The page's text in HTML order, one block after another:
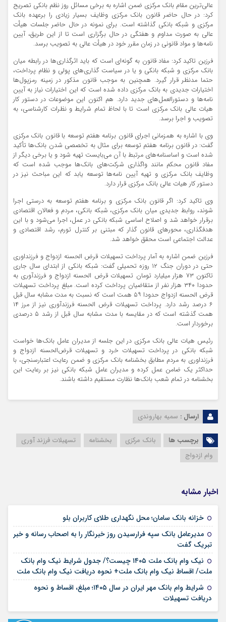
عالی‌ترین مقام بانک مرکزی ضمن اشاره به برخی مسائل روز نظم بانکی تصریح
کرد: در حال حاضر قانون بانک مرکزی وظایف بسیار زیادی را برعهده بانک
مرکزی و شبکه بانکی گذاشته است. برای نمونه در حال حاضر جلسات هیأت
عالی به صورت مداوم و هفتگی در حال برگزاری است تا از این طریق، آیین
نامه‌ها و مواد قانونی در زمان مقرر خود در هیأت عالی به تصویب برسد.
فرزین تاکید کرد: مفاد قانون به گونه‌ای است که باید اثرگذاری‌ها در رابطه میان
بانک مرکزی و شبکه بانکی و یا در سیاست گذاری‌های پولی و نظام پرداخت،
حتما مدنظر قرار گیرد. همچنین به موجب قانون مذکور در زمینه رمزپول‌ها
اختیارات جدیدی به بانک مرکزی داده شده است که این اختیارات نیاز به آیین
نامه‌ها و دستورالعمل‌های جدید دارد. هم اکنون این موضوعات در دستور کار
هیات عالی بانک مرکزی است تا با لحاظ تمام شرایط و نظرات کارشناسی، به
تصویب و اجرا برسد.
وی با اشاره به همزمانی اجرای قانون برنامه هفتم توسعه با قانون بانک مرکزی
گفت: در قانون برنامه هفتم توسعه برای مثال به تخصصی شدن بانک‌ها تأکید
شده است و اساسنامه‌های مرتبط با آن می‌بایست تهیه شود و یا برخی دیگر از
مفاد قانون محکم مانند واگذاری شرکت‌های بانک‌ها موجب شده است که
وظایف بانک مرکزی و تهیه آیین نامه‌ها توسعه یابد که این مباحث نیز در
دستور کار هیات عالی بانک مرکزی قرار دارد.
وی تاکید کرد: اگر قانون بانک مرکزی و برنامه هفتم توسعه به درستی اجرا
شوند، روابط جدیدی میان بانک مرکزی، شبکه بانکی، مردم و فعالان اقتصادی
برقرار خواهد شد و اصلاح اساسی شبکه بانکی در عمل، اجرا می‌شود و با این
هدفگذاری، محور‌های قانون گذار که مبتنی بر کنترل تورم، رشد اقتصادی و
عدالت اجتماعی است محقق خواهد شد.
فرزین ضمن اشاره به آمار پرداخت تسهیلات قرض الحسنه ازدواج و فرزنداوری
حتی در دوران جنگ ۱۲ روزه تحمیلی گفت: شبکه بانکی از ابتدای سال جاری
تاکنون ۷۳ هزار میلیارد تومان تسهیلات قرض ­الحسنه ازدواج و فرزندآوری به
حدودا ۳۴۰ هزار نفر از متقاضیان پرداخت کرده است. مبلغ پرداخت تسهیلات
قرض ­الحسنه ازدواج حدودا ۵۹ همت است که نسبت به مدت مشابه سال قبل
۶ درصد رشد دارد. پرداخت تسهیلات قرض­ الحسنه فرزندآوری نیز از مرز ۱۴
همت گذشته است که در مقایسه با مدت مشابه سال قبل از رشد ۵ درصدی
برخوردار است.
رئیس هیات عالی بانک مرکزی در این جلسه از مدیران عامل بانک‌ها خواست
شبکه بانکی در پرداخت تسهیلات خرد و تسهیلات قرض‌الحسنه ازدواج و
فرزنداوری به مردم مطابق بخشنامه بانک مرکزی و ضمن رعایت اعتبارسنجی، با
حداکثر یک ضامن عمل کرده و مدیران عامل شبکه بانکی نیز بر رعایت این
بخشنامه در تمام شعب بانک‌ها نظارت مستقیم داشته باشند.
ارسال : سمیه بهاروندی
برچسب ها بانک مرکزی بخشنامه
تسهیلات فرزند آوری
وام ازدواج
اخبار مشابه
خزانه بانک سامان؛ محل نگهداری طلای کاربران بلو
مدیرعامل بانک سپه فرارسیدن روز خبرنگار را به اصحاب رسانه و خبر
تبریک گفت
نیک وام بانک ملت ۱۴۰۵ چیست؟/ جدول شرایط نیک وام بانک
ملت/ اقساط نیک وام بانک ملت+ نحوه دریافت نیک وام بانک ملت
شرایط وام بانک مهر ایران در سال ۱۴۰۵؛ مبلغ، اقساط و نحوه
دریافت تسهیلات